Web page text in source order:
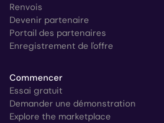
Renvois
Devenir partenaire
Portail des partenaires
Enregistrement de l'offre
Commencer
Essai gratuit
Demander une démonstration
Explore the marketplace